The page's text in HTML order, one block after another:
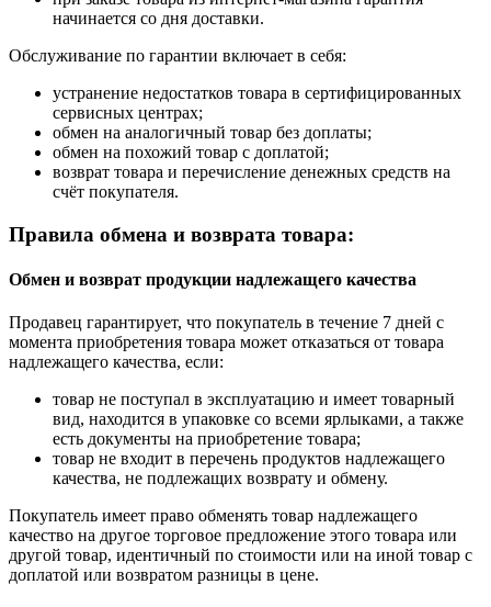
начинается со дня доставки.
Обслуживание по гарантии включает в себя:
устранение недостатков товара в сертифицированных
сервисных центрах;
обмен на аналогичный товар без доплаты;
обмен на похожий товар с доплатой;
возврат товара и перечисление денежных средств на
счёт покупателя.
Правила обмена и возврата товара:
Обмен и возврат продукции надлежащего качества
Продавец гарантирует, что покупатель в течение 7 дней с
момента приобретения товара может отказаться от товара
надлежащего качества, если:
товар не поступал в эксплуатацию и имеет товарный
вид, находится в упаковке со всеми ярлыками, а также
есть документы на приобретение товара;
товар не входит в перечень продуктов надлежащего
качества, не подлежащих возврату и обмену.
Покупатель имеет право обменять товар надлежащего
качество на другое торговое предложение этого товара или
другой товар, идентичный по стоимости или на иной товар с
доплатой или возвратом разницы в цене.